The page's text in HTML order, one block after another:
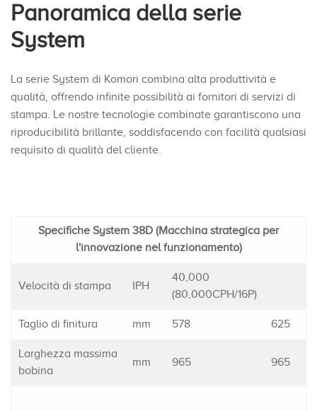
Panoramica della serie
System
La serie System di Komori combina alta produttività e
qualità, offrendo infinite possibilità ai fornitori di servizi di
stampa. Le nostre tecnologie combinate garantiscono una
riproducibilità brillante, soddisfacendo con facilità qualsiasi
requisito di qualità del cliente.
Specifiche System 38D (Macchina strategica per
l'innovazione nel funzionamento)
Velocità di stampa IPH
40,000
(80,000CPH/16P)
Taglio di finitura mm 578 625
Larghezza massima
bobina
mm 965 965